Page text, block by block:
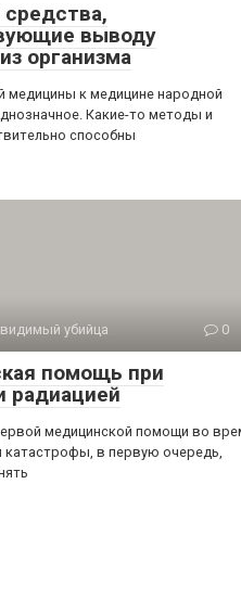
выводу
организма
медицины к медицине народной
Какие-то методы и
способны
убийца 0
помощь при
радиацией
медицинской помощи во
катастрофы, в первую очередь,